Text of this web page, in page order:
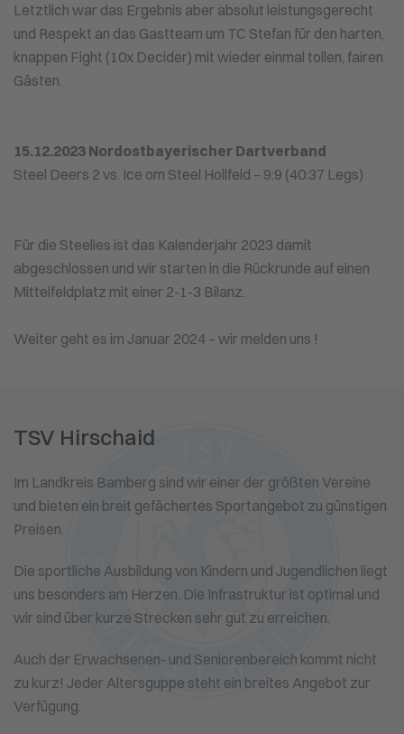
Letztlich war das Ergebnis aber absolut leistungsgerecht
und Respekt an das Gastteam um TC Stefan für den harten,
knappen Fight (10x Decider) mit wieder einmal tollen, fairen
Gästen.
15.12.2023 Nordostbayerischer Dartverband
Steel Deers 2 vs. Ice om Steel Hollfeld – 9:9 (40:37 Legs)
Für die Steelies ist das Kalenderjahr 2023 damit
abgeschlossen und wir starten in die Rückrunde auf einen
Mittelfeldplatz mit einer 2-1-3 Bilanz.
Weiter geht es im Januar 2024 – wir melden uns !
TSV Hirschaid
Im Landkreis Bamberg sind wir einer der größten Vereine
und bieten ein breit gefächertes Sportangebot zu günstigen
Preisen.
Die sportliche Ausbildung von Kindern und Jugendlichen liegt
uns besonders am Herzen. Die Infrastruktur ist optimal und
wir sind über kurze Strecken sehr gut zu erreichen.
Auch der Erwachsenen- und Seniorenbereich kommt nicht
zu kurz! Jeder Altersguppe steht ein breites Angebot zur
Verfügung.